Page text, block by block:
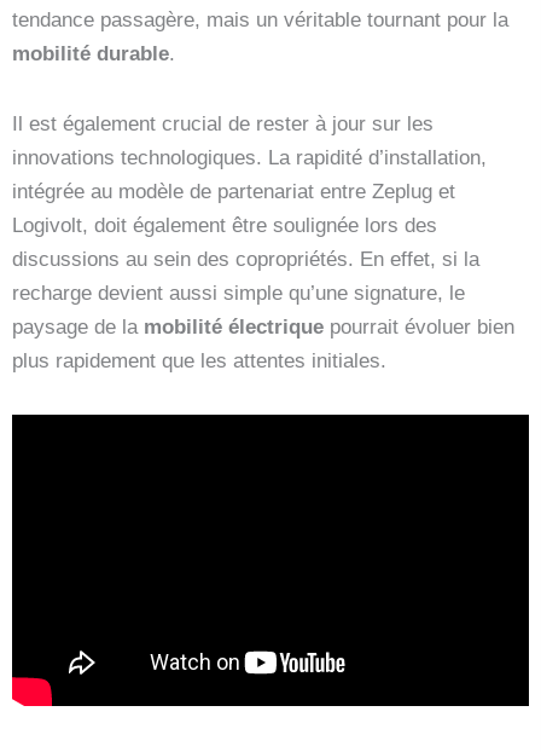
tendance passagère, mais un véritable tournant pour la
mobilité durable.
Il est également crucial de rester à jour sur les
innovations technologiques. La rapidité d’installation,
intégrée au modèle de partenariat entre Zeplug et
Logivolt, doit également être soulignée lors des
discussions au sein des copropriétés. En effet, si la
recharge devient aussi simple qu’une signature, le
paysage de la mobilité électrique pourrait évoluer bien
plus rapidement que les attentes initiales.